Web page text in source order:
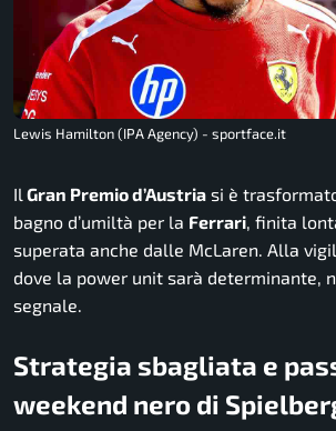
Lewis Hamilton (IPA Agency) - sportface.it
Il Gran Premio d’Austria si è
bagno d’umiltà per la Ferrari, finita
superata anche dalle McLaren. Alla
dove la power unit sarà determinante,
segnale.
Strategia sbagliata e
weekend nero di